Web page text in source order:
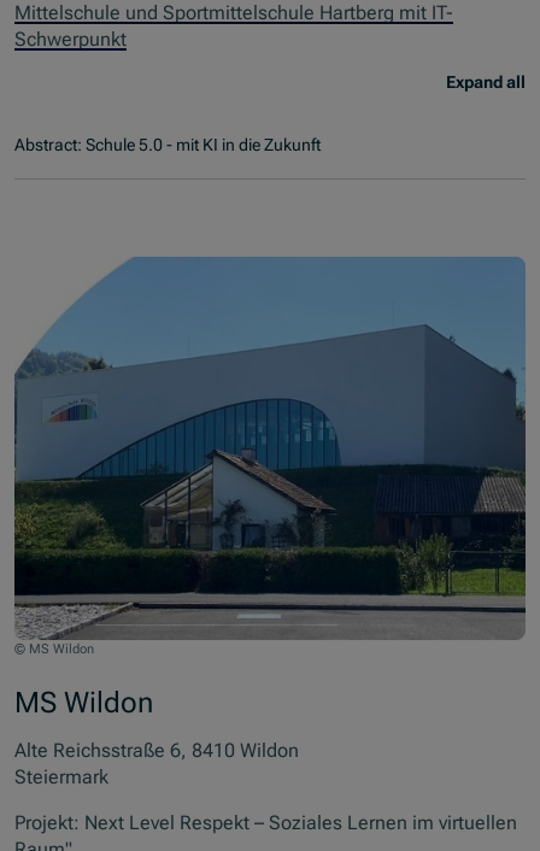
Mittelschule und Sportmittelschule Hartberg mit IT-
Schwerpunkt
Expand all
Abstract: Schule 5.0 - mit KI in die Zukunft
© MS Wildon
MS Wildon
Alte Reichsstraße 6, 8410 Wildon
Steiermark
Projekt: Next Level Respekt – Soziales Lernen im virtuellen